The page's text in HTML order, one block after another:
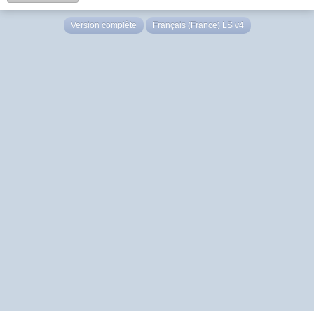
Version complète Français (France) LS v4